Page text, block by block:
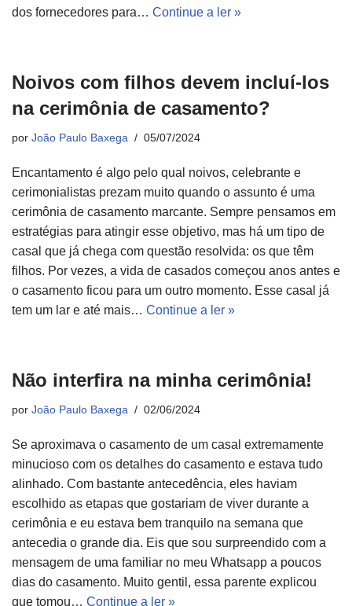
dos fornecedores para… Continue a ler »
Noivos com filhos devem incluí-los
na cerimônia de casamento?
por João Paulo Baxega 05/07/2024
Encantamento é algo pelo qual noivos, celebrante e
cerimonialistas prezam muito quando o assunto é uma
cerimônia de casamento marcante. Sempre pensamos em
estratégias para atingir esse objetivo, mas há um tipo de
casal que já chega com questão resolvida: os que têm
filhos. Por vezes, a vida de casados começou anos antes e
o casamento ficou para um outro momento. Esse casal já
tem um lar e até mais… Continue a ler »
Não interfira na minha cerimônia!
por João Paulo Baxega 02/06/2024
Se aproximava o casamento de um casal extremamente
minucioso com os detalhes do casamento e estava tudo
alinhado. Com bastante antecedência, eles haviam
escolhido as etapas que gostariam de viver durante a
cerimônia e eu estava bem tranquilo na semana que
antecedia o grande dia. Eis que sou surpreendido com a
mensagem de uma familiar no meu Whatsapp a poucos
dias do casamento. Muito gentil, essa parente explicou
que tomou… Continue a ler »